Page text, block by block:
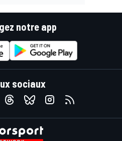
notre app
sociaux